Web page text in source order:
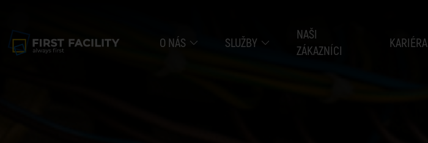
O NÁS SLUŽBY
NAŠI
ZÁKAZNÍCI
KARIÉRA